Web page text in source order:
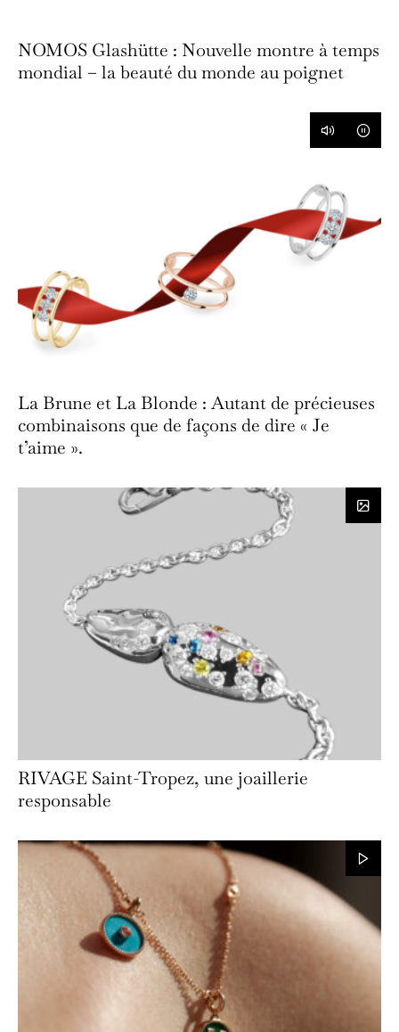
NOMOS Glashütte : Nouvelle montre à temps
mondial – la beauté du monde au poignet
La Brune et La Blonde : Autant de précieuses
combinaisons que de façons de dire « Je
t’aime ».
RIVAGE Saint-Tropez, une joaillerie
responsable